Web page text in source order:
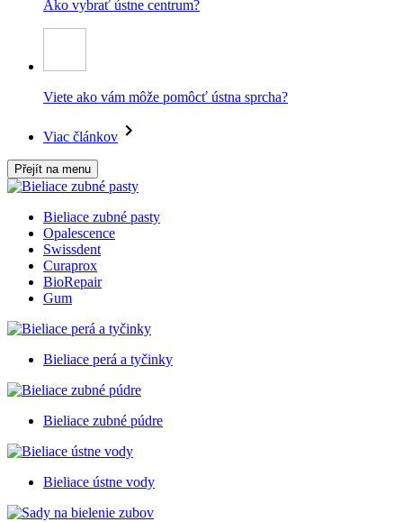
Ako vybrať ústne centrum?
Viete ako vám môže pomôcť ústna sprcha?
Viac článkov
Přejít na menu
Bieliace zubné pasty
Opalescence
Swissdent
Curaprox
BioRepair
Gum
Bieliace perá a tyčinky
Bieliace zubné púdre
Bieliace ústne vody